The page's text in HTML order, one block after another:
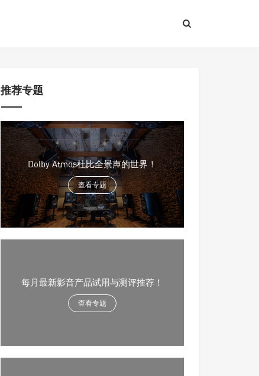
推荐专题
Dolby Atmos杜比全景声的世界！
查看专题
每月最新影音产品试用与测评推荐！
查看专题